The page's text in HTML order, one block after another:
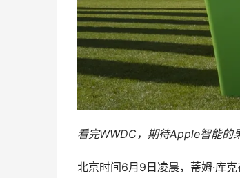
看完WWDC，期待Apple智能的
北京时间6月9日凌晨，蒂姆·库